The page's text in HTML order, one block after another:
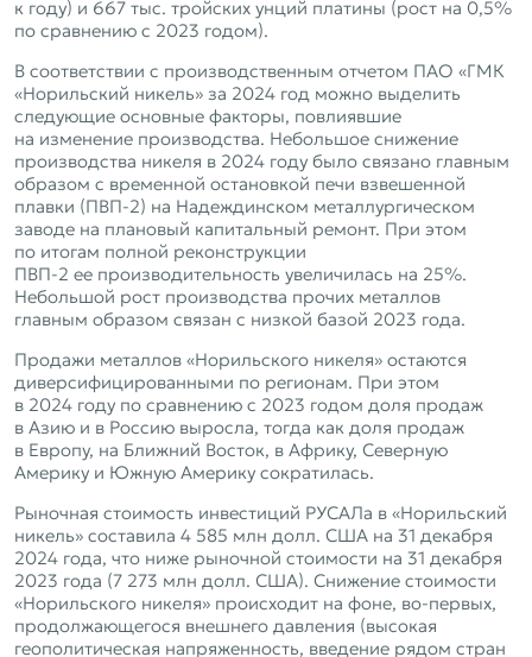
к году) и 667 тыс. тройских унций платины (рост на 0,5%
по сравнению с 2023 годом).
В соответствии с производственным отчетом ПАО «ГМК
«Норильский никель» за 2024 год можно выделить
следующие основные факторы, повлиявшие
на изменение производства. Небольшое снижение
производства никеля в 2024 году было связано главным
образом с временной остановкой печи взвешенной
плавки (ПВП‑2) на Надеждинском металлургическом
заводе на плановый капитальный ремонт. При этом
по итогам полной реконструкции
ПВП‑2 ее производительность увеличилась на 25%.
Небольшой рост производства прочих металлов
главным образом связан с низкой базой 2023 года.
Продажи металлов «Норильского никеля» остаются
диверсифицированными по регионам. При этом
в 2024 году по сравнению с 2023 годом доля продаж
в Азию и в Россию выросла, тогда как доля продаж
в Европу, на Ближний Восток, в Африку, Северную
Америку и Южную Америку сократилась.
Рыночная стоимость инвестиций РУСАЛа в «Норильский
никель» составила 4 585 млн долл. США на 31 декабря
2024 года, что ниже рыночной стоимости на 31 декабря
2023 года (7 273 млн долл. США). Снижение стоимости
«Норильского никеля» происходит на фоне, во-первых,
продолжающегося внешнего давления (высокая
геополитическая напряженность, введение рядом стран